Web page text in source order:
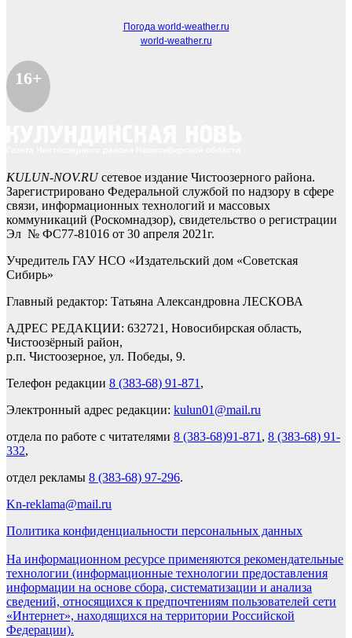
Погода world-weather.ru
world-weather.ru
16+
KULUN-NOV.RUсетевое издание Чистоозерного района.
Зарегистрировано Федеральной службой по надзору в сфере
связи, информационных технологий и массовых
коммуникаций (Роскомнадзор), свидетельство о регистрации
Эл № ФС77-81016 от 30 апреля 2021г.
Учредитель ГАУ НСО «Издательский дом «Советская
Сибирь»
Главный редактор: Татьяна Александровна ЛЕСКОВА
АДРЕС РЕДАКЦИИ: 632721, Новосибирская область,
Чистоозёрный район,
р.п. Чистоозерное, ул. Победы, 9.
Телефон редакции 8 (383-68) 91-871 ,
Электронный адрес редакции: kulun01@mail.ru
отдела по работе с читателями 8 (383-68)91-871 , 8 (383-68) 91-
332,
отдел рекламы 8 (383-68) 97-296.
Kn-reklama@mail.ru
Политика конфиденциальности персональных данных
На информационном ресурсе применяются рекомендательные
технологии (информационные технологии предоставления
информации на основе сбора, систематизации и анализа
сведений, относящихся к предпочтениям пользователей сети
«Интернет», находящихся на территории Российской
Федерации).